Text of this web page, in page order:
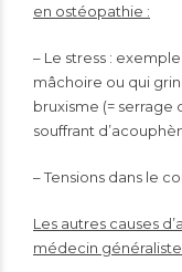
en ostéopathie :
– Le stress :
mâchoire ou qui
bruxisme (=
souffrant
– Tensions dans le
Les autres causes
médecin généraliste